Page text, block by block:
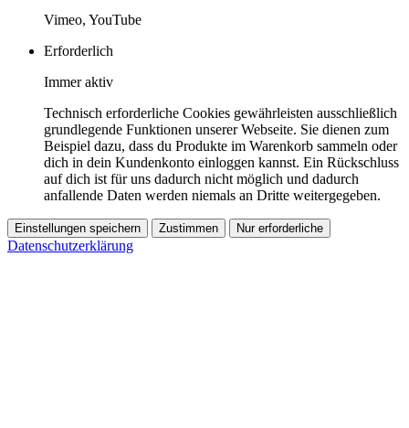
Vimeo, YouTube
Erforderlich
Immer aktiv
Technisch erforderliche Cookies gewährleisten ausschließlich
grundlegende Funktionen unserer Webseite. Sie dienen zum
Beispiel dazu, dass du Produkte im Warenkorb sammeln oder
dich in dein Kundenkonto einloggen kannst. Ein Rückschluss
auf dich ist für uns dadurch nicht möglich und dadurch
anfallende Daten werden niemals an Dritte weitergegeben.
Einstellungen speichern Zustimmen Nur erforderliche
Datenschutzerklärung